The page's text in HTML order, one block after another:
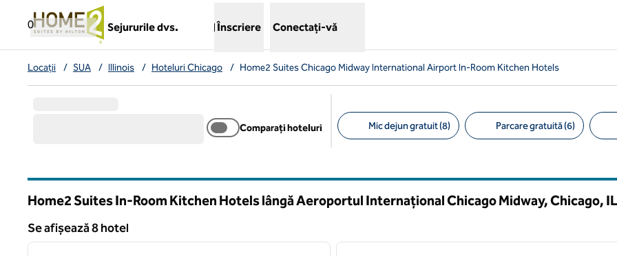
0
Sejururile dvs.
,
Înscriere Conectați-vă
Locații / SUA / Illinois / Hoteluri Chicago / Home2 Suites Chicago Midway International Airport In-Room Kitchen Hotels
Comparați hoteluri Mic dejun gratuit (8) Parcare gratuită (6)
Home2 Suites In-Room Kitchen Hotels lângă Aeroportul Internațional Chicago Midway, Chicago, IL
Se afișează 8 hotel
Se afișează 8 hotel
1 din 13
imaginea următoare
1 din 12